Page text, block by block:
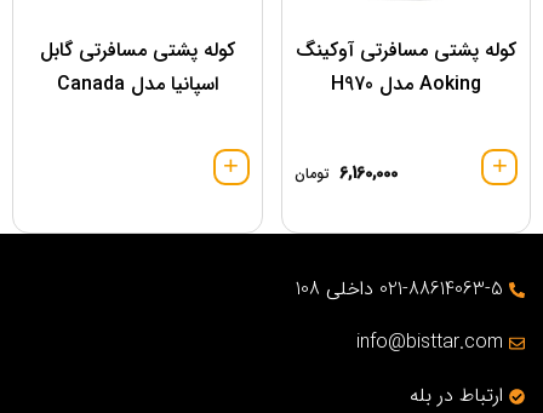
کوله پشتی مسافرتی آوکینگ
Aoking مدل H970
6,160,000 تومان
کوله پشتی مسافرتی گابل
اسپانیا مدل Canada
021-88614063-5 داخلی 108
info@bisttar.com
ارتباط در بله